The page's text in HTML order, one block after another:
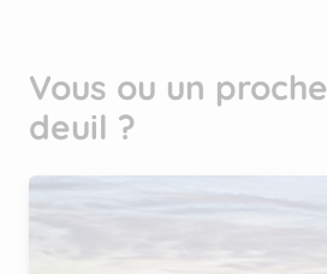
Vous ou un
deuil ?